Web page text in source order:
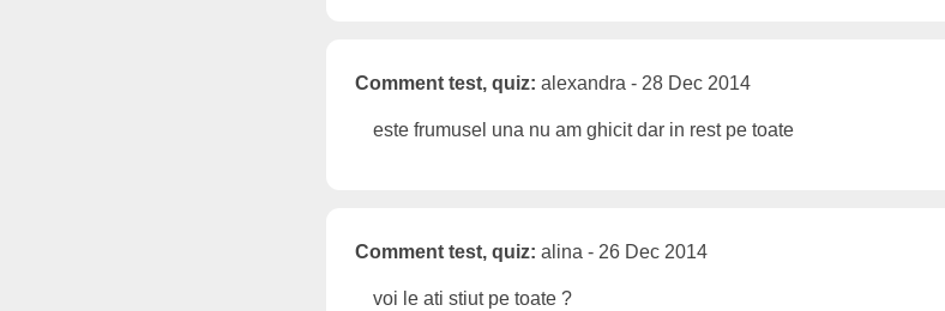
Comment test, quiz: alexandra - 28 Dec 2014
este frumusel una nu am ghicit dar in rest pe toate
Comment test, quiz: alina - 26 Dec 2014
voi le ati stiut pe toate ?